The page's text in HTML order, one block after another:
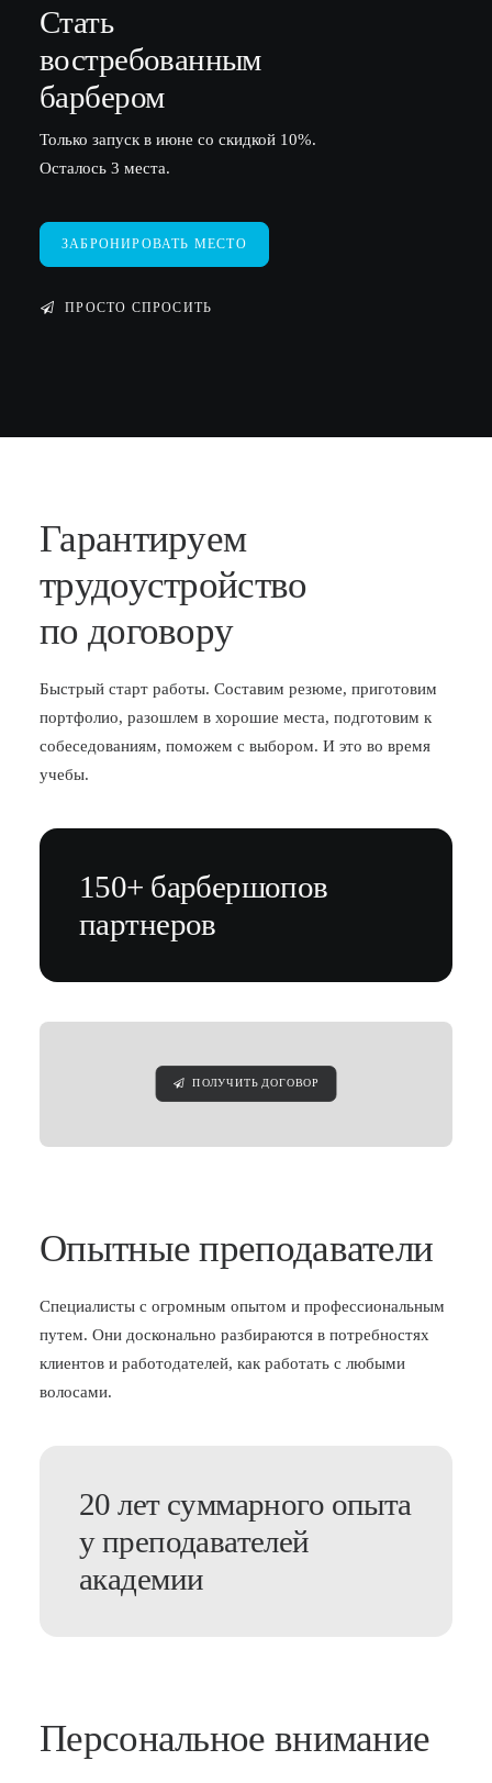
Стать
востребованным
барбером
Только запуск в июне со скидкой 10%.
Осталось 3 места.
ЗАБРОНИРОВАТЬ МЕСТО
ПРОСТО СПРОСИТЬ
Гарантируем
трудоустройство
по договору
Быстрый старт работы. Составим резюме, приготовим
портфолио, разошлем в хорошие места, подготовим к
собеседованиям, поможем с выбором. И это во время
учебы.
150+ барбершопов
партнеров
ПОЛУЧИТЬ ДОГОВОР
20 лет суммарного опыта
у преподавателей
академии
Опытные преподаватели
Специалисты с огромным опытом и профессиональным
путем. Они досконально разбираются в потребностях
клиентов и работодателей, как работать с любыми
волосами.
Персональное внимание